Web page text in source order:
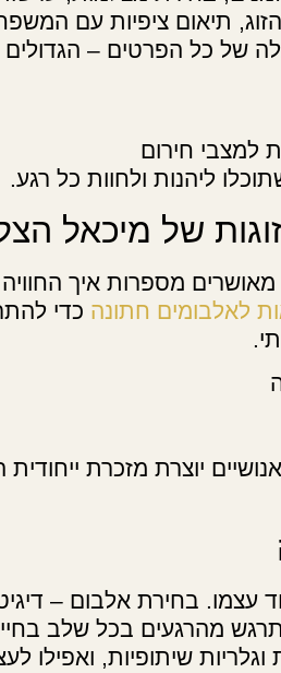
תיאום ציפיות עם
של כל הפרטים – הגדולים
למצבי חירום
ליהנות ולחוות כל רגע.
של מיכאל
מספרות איך
לאלבומים חתונה כדי
יוצרת מזכרת
עצמו. בחירת אלבום –
מהרגעים בכל שלב
שיתופיות, ואפילו